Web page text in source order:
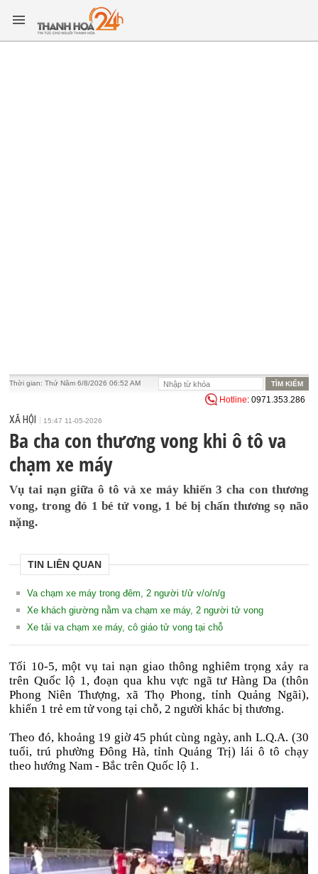
Thời gian:Thứ Năm 6/8/2026 06:52 AM
Hotline: 0971.353.286
XÃ HỘI 15:47 11-05-2026
Ba cha con thương vong khi ô tô va
chạm xe máy
Vụ tai nạn giữa ô tô và xe máy khiến 3 cha con thương
vong, trong đó 1 bé tử vong, 1 bé bị chấn thương sọ não
nặng.
TIN LIÊN QUAN
Va chạm xe máy trong đêm, 2 người t/ử v/o/n/g
Xe khách giường nằm va chạm xe máy, 2 người tử vong
Xe tải va chạm xe máy, cô giáo tử vong tại chỗ
Tối 10-5, một vụ tai nạn giao thông nghiêm trọng xảy ra
trên Quốc lộ 1, đoạn qua khu vực ngã tư Hàng Da (thôn
Phong Niên Thượng, xã Thọ Phong, tỉnh Quảng Ngãi),
khiến 1 trẻ em tử vong tại chỗ, 2 người khác bị thương.
Theo đó, khoảng 19 giờ 45 phút cùng ngày, anh L.Q.A. (30
tuổi, trú phường Đông Hà, tỉnh Quảng Trị) lái ô tô chạy
theo hướng Nam - Bắc trên Quốc lộ 1.